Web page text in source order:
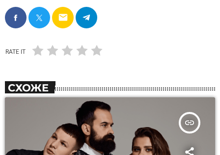
email
RATE IT
СХОЖЕ
insert_link